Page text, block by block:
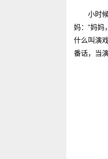
小时
妈：“妈妈
什么叫演
番话，当